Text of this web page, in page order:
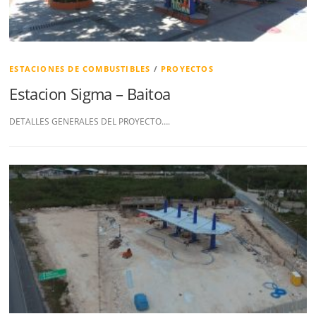
ESTACIONES DE COMBUSTIBLES / PROYECTOS
Estacion Sigma – Baitoa
DETALLES GENERALES DEL PROYECTO….